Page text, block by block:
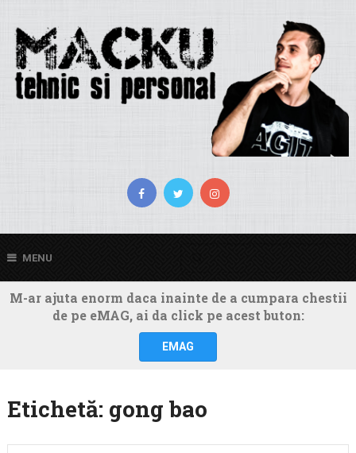
MENU
M-ar ajuta enorm daca inainte de a cumpara chestii
de pe eMAG, ai da click pe acest buton:
EMAG
Etichetă: gong bao